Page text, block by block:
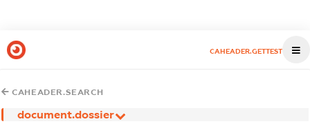
CAHEADER.GETTEST
CAHEADER.SEARCH
document.dossier